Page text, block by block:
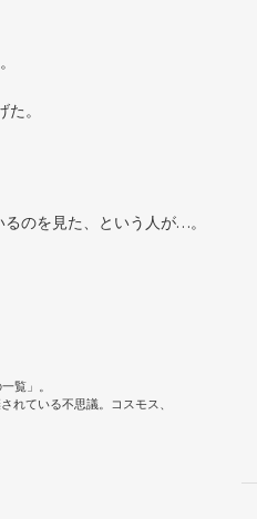
。
のを見た、という人が…。
覧」。
れている不思議。コスモス、